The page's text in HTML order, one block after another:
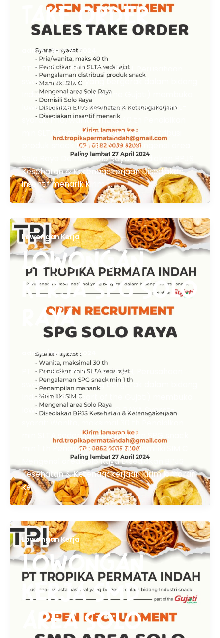
TAKE ORDER
admin/April 25, 2024
PT. TROPIKA PERMATA INDAH, Perusahaan
swasta nasional yang bergerak dalam bidang
Industri snack (part of the Gujati) membuka
lowongan kerja SALES TAKE ORDER Syarat-
syarat: Pria/wanita, maks 40 th Pendidikan
min SLTA sederajat Pengalaman distribusi
produk snack Memiliki SIM C Mengenal area
Solo Raya Domisili Solo Raya Disediakan BPJS
Kesehatan & Ketenagakerjaan Disediakan
insentif menarik Kirim […]
Lowongan Kerja
LOWONGAN
KERJA SPG SOLO
RAYA
admin/April 25, 2024
PT. TROPIKA PERMATA INDAH, Perusahaan
swasta nasional yang bergerak dalam bidang
Industri snack (part of the Gujati) membuka
lowongan kerja SPG SOLO RAYA Syarat-
min SLTA sederajat Pengalaman SPG snack
min 1 th Penampilan menarik Memiliki SIM C
Mengenal area Solo Raya Disediakan BPJS
Kesehatan & Ketenagakerjaan Kirim lamaran
ke
Lowongan Kerja
LOWONGAN
KERJA SMD
AREA SOLO